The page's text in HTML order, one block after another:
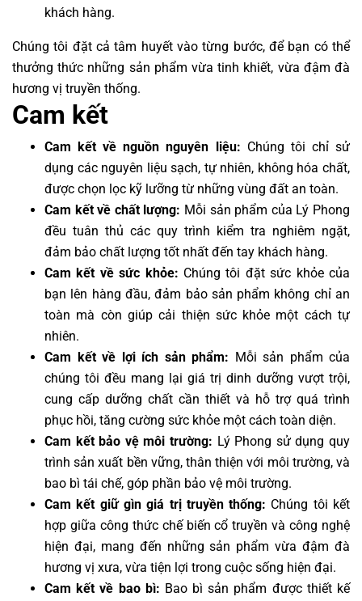
khách hàng.
Chúng tôi đặt cả tâm huyết vào từng bước, để bạn có thể
thưởng thức những sản phẩm vừa tinh khiết, vừa đậm đà
hương vị truyền thống.
Cam kết
Cam kết về nguồn nguyên liệu: Chúng tôi chỉ sử
dụng các nguyên liệu sạch, tự nhiên, không hóa chất,
được chọn lọc kỹ lưỡng từ những vùng đất an toàn.
Cam kết về chất lượng: Mỗi sản phẩm của Lý Phong
đều tuân thủ các quy trình kiểm tra nghiêm ngặt,
đảm bảo chất lượng tốt nhất đến tay khách hàng.
Cam kết về sức khỏe: Chúng tôi đặt sức khỏe của
bạn lên hàng đầu, đảm bảo sản phẩm không chỉ an
toàn mà còn giúp cải thiện sức khỏe một cách tự
nhiên.
Cam kết về lợi ích sản phẩm: Mỗi sản phẩm của
chúng tôi đều mang lại giá trị dinh dưỡng vượt trội,
cung cấp dưỡng chất cần thiết và hỗ trợ quá trình
phục hồi, tăng cường sức khỏe một cách toàn diện.
Cam kết bảo vệ môi trường: Lý Phong sử dụng quy
trình sản xuất bền vững, thân thiện với môi trường, và
bao bì tái chế, góp phần bảo vệ môi trường.
Cam kết giữ gìn giá trị truyền thống: Chúng tôi kết
hợp giữa công thức chế biến cổ truyền và công nghệ
hiện đại, mang đến những sản phẩm vừa đậm đà
hương vị xưa, vừa tiện lợi trong cuộc sống hiện đại.
Cam kết về bao bì: Bao bì sản phẩm được thiết kế